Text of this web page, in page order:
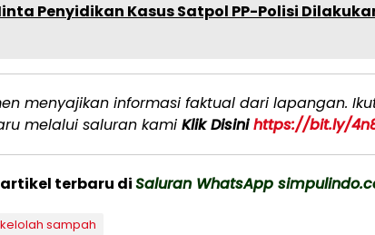
Penyidikan Kasus Satpol PP-Polisi
menyajikan informasi faktual dari lapangan.
melalui saluran kami Klik Disinihttps://bit.ly/
terbaru diSaluran WhatsApp
sampah